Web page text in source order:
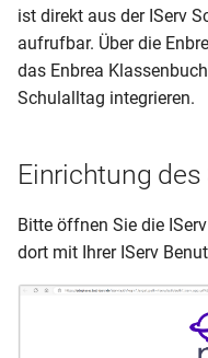
i
e
r
Automation
Zeitraumwechsel
ist direkt aus der IServ
aufrufbar. Über die
das Enbrea
Schulalltag integrieren.
Einrichtung des
Bitte öffnen Sie die
dort mit Ihrer IServ